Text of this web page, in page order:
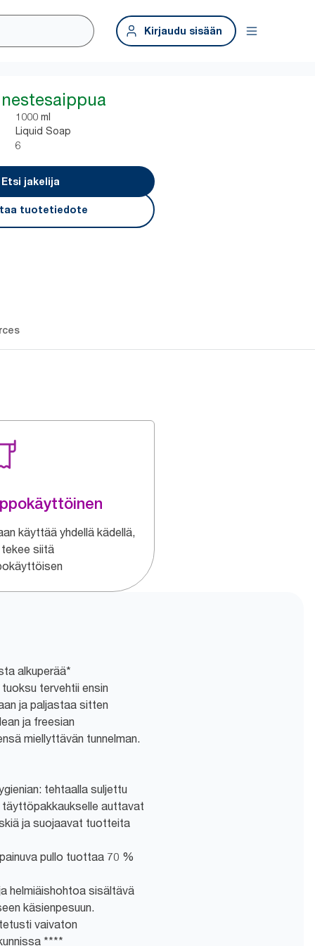
Kirjaudu sisään
1000 ml
Liquid Soap
6
Etsi jakelija
tuotetiedote
käyttää yhdellä kädellä,
siitä
alkuperää*
tervehtii ensin
ja paljastaa sitten
ja freesian
miellyttävän tunnelman.
tehtaalla suljettu
täyttöpakkaukselle auttavat
ja suojaavat tuotteita
pullo tuottaa 70 %
helmiäishohtoa sisältävä
käsienpesuun.
vaivaton
****